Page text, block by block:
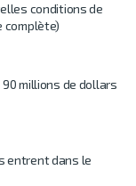
conditions de
complète)
millions de dollars
entrent dans le